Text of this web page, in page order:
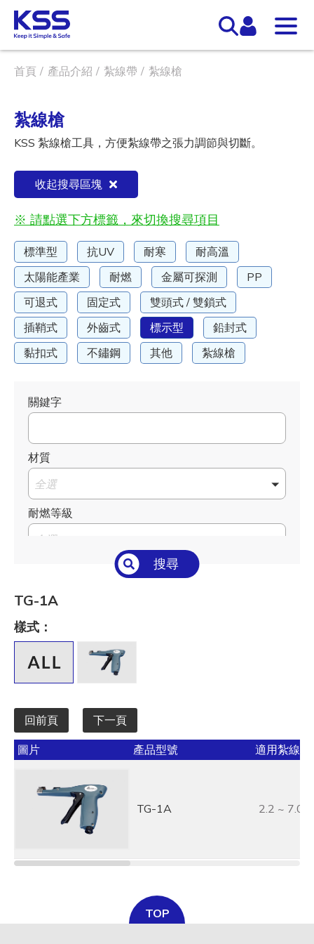
首頁 產品介紹 紮線帶 紮線槍
紮線槍
KSS 紮線槍工具，方便紮線帶之張力調節與切斷。
收起搜尋區塊
※ 請點選下方標籤，來切換搜尋項目
標準型 抗UV 耐寒
耐高溫
太陽能產業
耐燃 金屬可探測
PP
可退式
固定式
雙頭式 / 雙鎖式
插鞘式
外齒式 標示型
鉛封式
黏扣式
不鏽鋼 其他 紮線槍
關鍵字
材質
全選
耐燃等級
全選
全選
長 L mm / inch
寬 W mm / inch
全選
承受力 lbs/kgf/N
全選
最大束線徑 (mm)
全選
搜尋
TG-1A
樣式：
回前頁 下一頁
圖片 產品型號 適用紮線
TG-1A 2.2 ~ 7.0
TOP